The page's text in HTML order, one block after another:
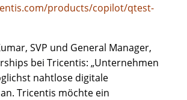
products/copilot/qtest-
SVP und General Manager,
bei Tricentis: „Unternehmen
nahtlose digitale
Tricentis möchte ein